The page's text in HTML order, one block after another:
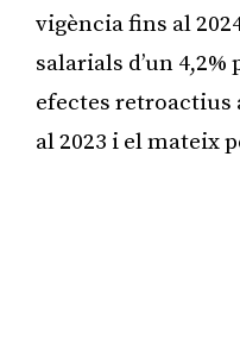
vigència fins al
salarials d’un 4,2%
efectes retroactius
al 2023 i el mateix